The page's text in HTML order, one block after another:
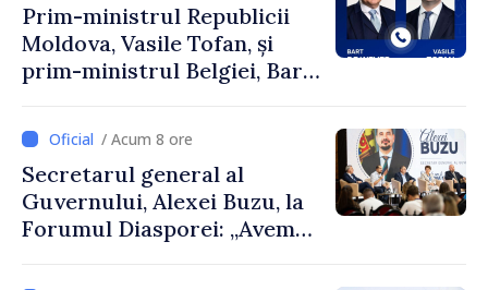
Prim-ministrul Republicii
Moldova, Vasile Tofan, și
prim-ministrul Belgiei, Bart
despre parcursul european
al Republicii Moldova.
/ Acum 8 ore
Secretarul general al
Guvernului, Alexei Buzu, la
Forumul Diasporei: „Avem
dumneavoastră pentru a